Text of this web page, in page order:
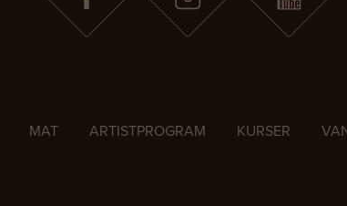
MAT ARTISTPROGRAM KURSER